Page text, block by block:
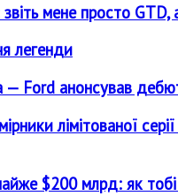
мене просто
легенди
Ford анонсував
лімітованої
$200 млрд: як